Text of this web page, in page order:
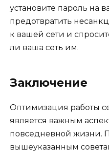
установите пароль на
предотвратить
к вашей сети и
ли ваша сеть им.
Заключение
Оптимизация работы
является важным
повседневной жизни.
вышеуказанным